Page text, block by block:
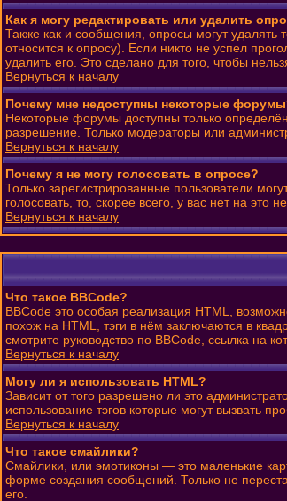
Как я могу редактировать или удалить
Также как и сообщения, опросы могут удалять
относится к опросу). Если никто не успел
удалить его. Это сделано для того, чтобы
Вернуться к началу
Почему мне недоступны некоторые
Некоторые форумы доступны только
разрешение. Только модераторы или
Вернуться к началу
Почему я не могу голосовать в опросе?
Только зарегистрированные пользователи
голосовать, то, скорее всего, у вас нет на это
Вернуться к началу
Что такое BBCode?
BBCode это особая реализация HTML,
похож на HTML, тэги в нём заключаются в
смотрите руководство по BBCode, ссылка на
Вернуться к началу
Могу ли я использовать HTML?
Зависит от того разрешено ли это
использование тэгов которые могут вызвать
Вернуться к началу
Что такое смайлики?
Смайлики, или эмотиконы — это маленькие
форме создания сообщений. Только не
его.